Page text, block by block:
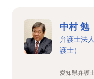
中村 勉
弁護士法
護士）
愛知県弁護